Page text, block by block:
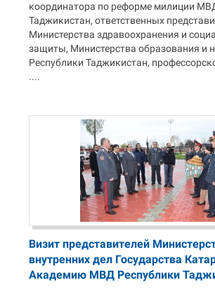
координатора по реформе милиции
Таджикистан, ответственных
Министерства здравоохранения и
защиты, Министерства образования и
Республики Таджикистан,
....
Визит представителей
внутренних дел Государства
Академию МВД Республики